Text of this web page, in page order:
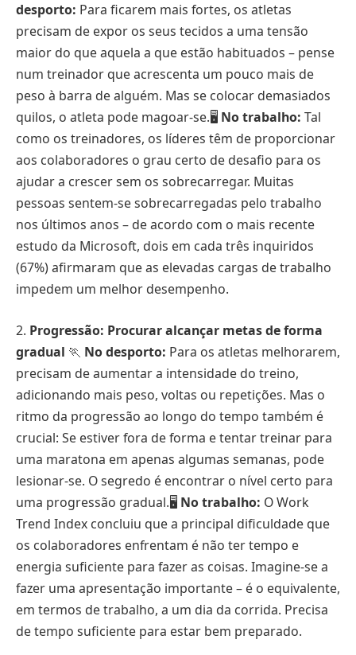
desporto: Para ficarem mais fortes, os atletas
precisam de expor os seus tecidos a uma tensão
maior do que aquela a que estão habituados – pense
num treinador que acrescenta um pouco mais de
peso à barra de alguém. Mas se colocar demasiados
quilos, o atleta pode magoar-se.🖥️ No trabalho: Tal
como os treinadores, os líderes têm de proporcionar
aos colaboradores o grau certo de desafio para os
ajudar a crescer sem os sobrecarregar. Muitas
pessoas sentem-se sobrecarregadas pelo trabalho
nos últimos anos – de acordo com o mais recente
estudo da Microsoft, dois em cada três inquiridos
(67%) afirmaram que as elevadas cargas de trabalho
impedem um melhor desempenho.
2. Progressão: Procurar alcançar metas de forma
gradual 🏃 No desporto: Para os atletas melhorarem,
precisam de aumentar a intensidade do treino,
adicionando mais peso, voltas ou repetições. Mas o
ritmo da progressão ao longo do tempo também é
crucial: Se estiver fora de forma e tentar treinar para
uma maratona em apenas algumas semanas, pode
lesionar-se. O segredo é encontrar o nível certo para
uma progressão gradual.🖥️ No trabalho: O Work
Trend Index concluiu que a principal dificuldade que
os colaboradores enfrentam é não ter tempo e
energia suficiente para fazer as coisas. Imagine-se a
fazer uma apresentação importante – é o equivalente,
em termos de trabalho, a um dia da corrida. Precisa
de tempo suficiente para estar bem preparado.